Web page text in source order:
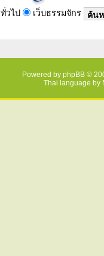
ทั่วไป เว็บธรรมจักร
Powered by phpBB ©
Thai language by